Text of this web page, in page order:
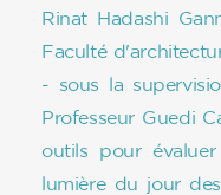
Rinat Hadashi
Faculté
- sous la
Professeur Guedi
outils pour
lumière du jour